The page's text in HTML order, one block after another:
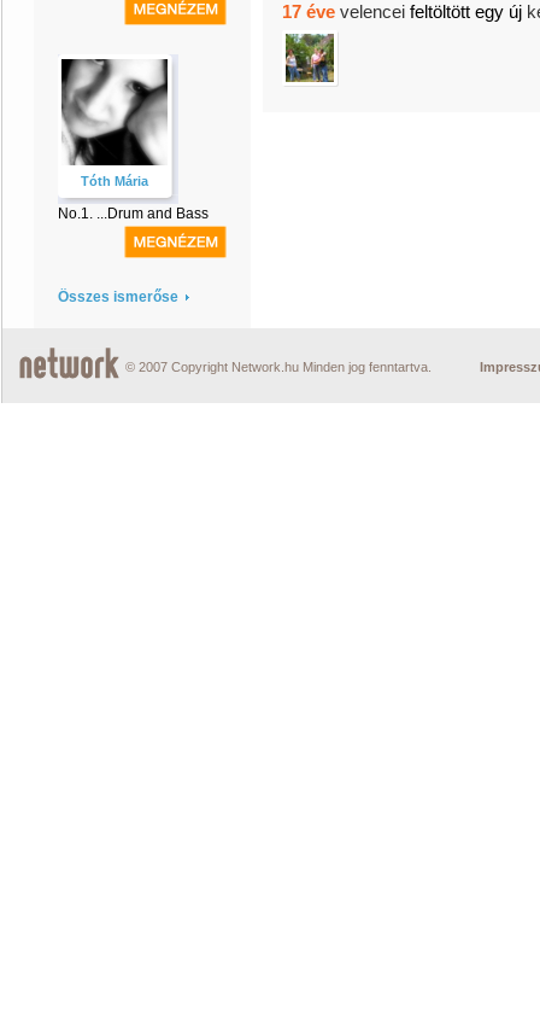
Tóth Mária
No.1. ...Drum and Bass
Összes ismerőse
17 éve velencei feltöltött egy új
© 2007 Copyright Network.hu Minden jog fenntartva.